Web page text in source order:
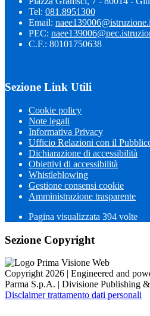
Tel: 081.8951300
Email:
PEC:
C.F.: 80101750638
Sezione Link Utili
Cookie policy
Note legali
Informativa Privacy
Ufficio Relazioni con il
Dichiarazione di accessibilità
Obiettivi di accessibilità
Whistleblowing
Gestione consensi cookie
Amministrazione trasparente
Pagina visualizzata 394 volte
Sezione Copyright
Copyright 2026 | Engineered and
Parma S.p.A. | Divisione Publishing
Disclaimer trattamento dati personali